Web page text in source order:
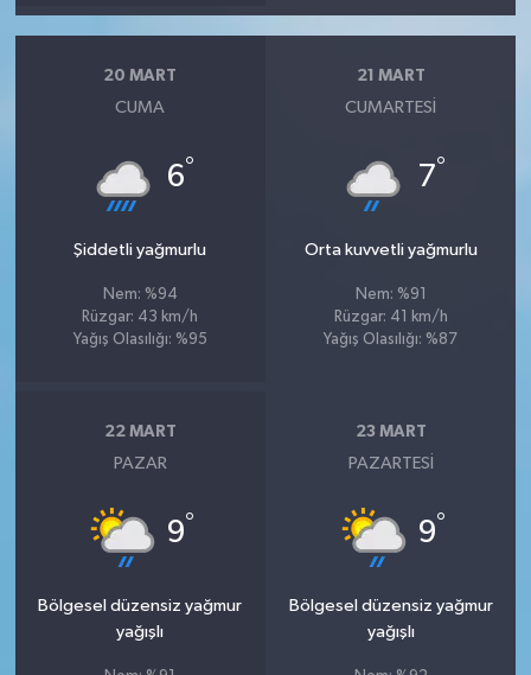
20 MART
CUMA
6°
Şiddetli yağmurlu
Nem: %94
Rüzgar: 43 km/h
Yağış Olasılığı: %95
21 MART
CUMARTESI
7°
Orta kuvvetli yağmurlu
Nem: %91
Rüzgar: 41 km/h
Yağış Olasılığı: %87
22 MART
PAZAR
9°
Bölgesel düzensiz yağmur
yağışlı
23 MART
PAZARTESI
9°
Bölgesel düzensiz yağmur
yağışlı